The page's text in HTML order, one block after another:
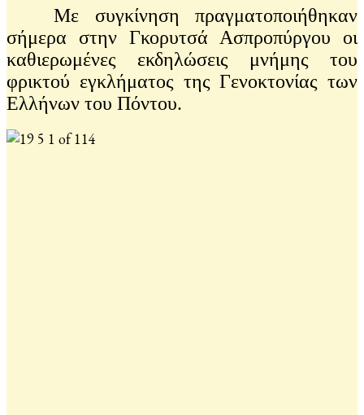
Με συγκίνηση πραγματοποιήθηκαν
σήμερα στην Γκορυτσά Ασπροπύργου οι
καθιερωμένες εκδηλώσεις μνήμης του
φρικτού εγκλήματος της Γενοκτονίας των
Ελλήνων του Πόντου.